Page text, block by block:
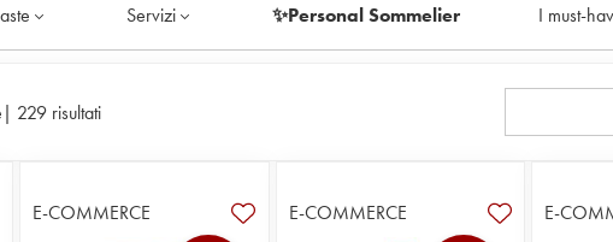
Servizi ✨Personal Sommelier I must-
| 229 risultati
E-COMMERCE E-COMMERCE E-